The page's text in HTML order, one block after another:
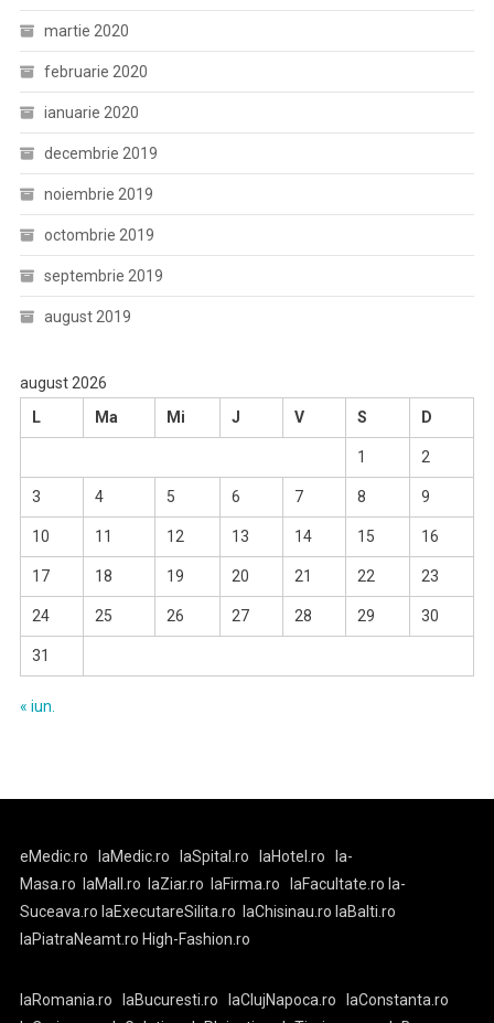
martie 2020
februarie 2020
ianuarie 2020
decembrie 2019
noiembrie 2019
octombrie 2019
septembrie 2019
august 2019
august 2026
L
Ma Mi J V S D
1 2
3 4 5 6 7 8 9
10 11 12 13 14 15 16
17 18 19 20 21 22 23
24 25 26 27 28 29 30
31
« iun.
eMedic.ro laMedic.ro laSpital.ro laHotel.ro
la-
Masa.ro
laMall.ro laZiar.ro laFirma.ro laFacultate.ro la-
Suceava.ro laExecutareSilita.ro laChisinau.ro laBalti.ro
laPiatraNeamt.ro High-Fashion.ro
laRomania.ro laBucuresti.ro laClujNapoca.ro
laConstanta.ro